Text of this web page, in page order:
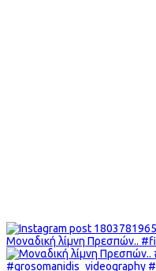
Μοναδική λίμνη Πρεσπών..